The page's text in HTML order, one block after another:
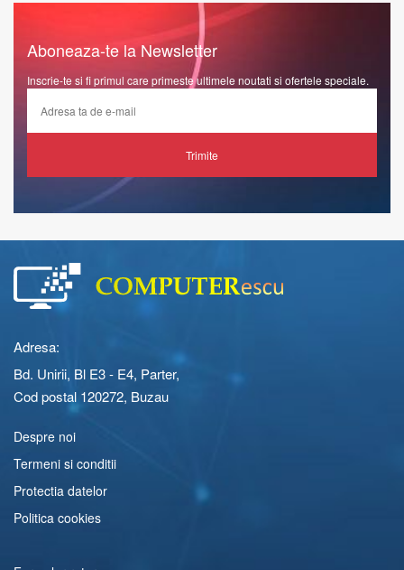
Aboneaza-te la Newsletter
Inscrie-te si fi primul care primeste ultimele noutati si ofertele speciale.
Trimite
Adresa:
Bd. Unirii, Bl E3 - E4, Parter,
Cod postal 120272, Buzau
Despre noi
Termeni si conditii
Protectia datelor
Politica cookies